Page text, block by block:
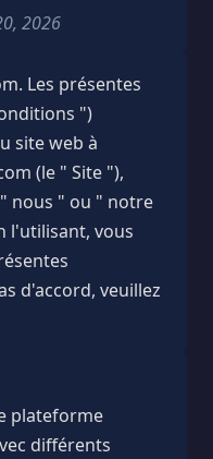
2026
Les présentes
")
site web à
(le " Site "),
nous " ou " notre
l'utilisant, vous
d'accord, veuillez
plateforme
différents